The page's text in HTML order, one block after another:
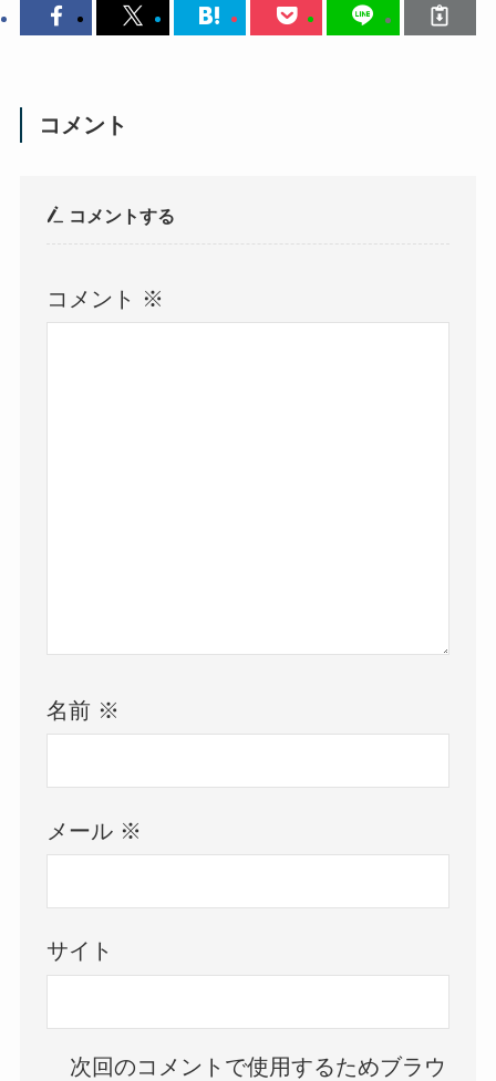
コメント
コメントする
コメント ※
名前 ※
メール ※
サイト
次回のコメントで使用するためブラウ